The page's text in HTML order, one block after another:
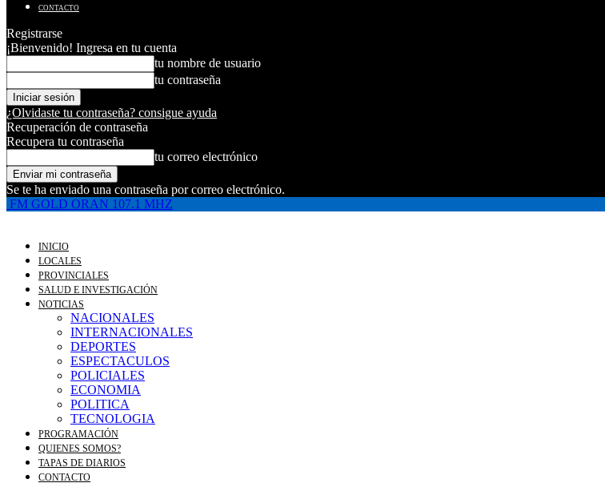
CONTACTO
Registrarse
¡Bienvenido! Ingresa en tu cuenta
tu nombre de usuario
tu contraseña
¿Olvidaste tu contraseña? consigue ayuda
Recuperación de contraseña
Recupera tu contraseña
tu correo electrónico
Se te ha enviado una contraseña por correo electrónico.
FM GOLD ORAN 107.1 MHZ
INICIO
LOCALES
PROVINCIALES
SALUD E INVESTIGACIÓN
NOTICIAS
NACIONALES
INTERNACIONALES
DEPORTES
ESPECTACULOS
POLICIALES
ECONOMIA
POLITICA
TECNOLOGIA
PROGRAMACIÓN
QUIENES SOMOS?
TAPAS DE DIARIOS
CONTACTO